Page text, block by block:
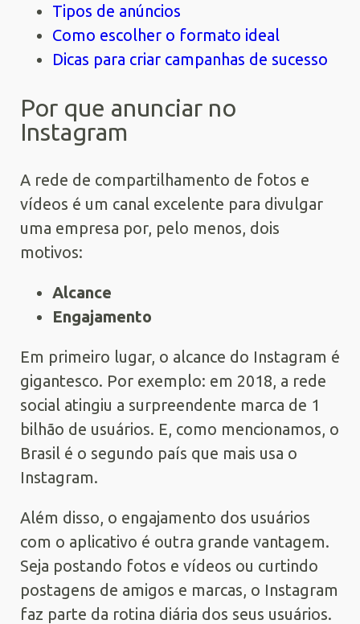
Tipos de anúncios
Como escolher o formato ideal
Dicas para criar campanhas de sucesso
Por que anunciar no
Instagram
A rede de compartilhamento de fotos e
vídeos é um canal excelente para divulgar
uma empresa por, pelo menos, dois
motivos:
Alcance
Engajamento
Em primeiro lugar, o alcance do Instagram é
gigantesco. Por exemplo: em 2018, a rede
social atingiu a surpreendente marca de 1
bilhão de usuários. E, como mencionamos, o
Brasil é o segundo país que mais usa o
Instagram.
Além disso, o engajamento dos usuários
com o aplicativo é outra grande vantagem.
Seja postando fotos e vídeos ou curtindo
postagens de amigos e marcas, o Instagram
faz parte da rotina diária dos seus usuários.